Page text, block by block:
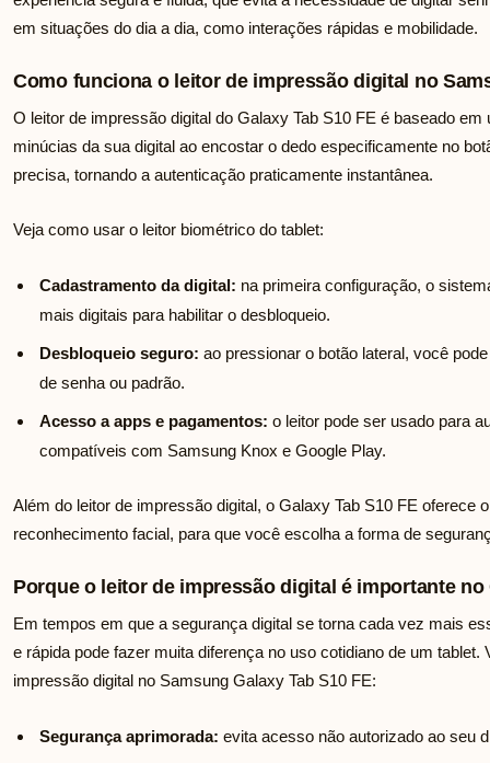
em situações do dia a dia, como interações rápidas e mobilidade.
Como funciona o leitor de impressão digital no
O leitor de impressão digital do Galaxy Tab S10 FE é baseado
minúcias da sua digital ao encostar o dedo especificamente no
precisa, tornando a autenticação praticamente instantânea.
Veja como usar o leitor biométrico do tablet:
Cadastramento da digital: na primeira configuração, o
mais digitais para habilitar o desbloqueio.
Desbloqueio seguro: ao pressionar o botão lateral, você
de senha ou padrão.
Acesso a apps e pagamentos: o leitor pode ser usado para
compatíveis com Samsung Knox e Google Play.
Além do leitor de impressão digital, o Galaxy Tab S10 FE oferece
reconhecimento facial, para que você escolha a forma de
Porque o leitor de impressão digital é importante no
Em tempos em que a segurança digital se torna cada vez mais
e rápida pode fazer muita diferença no uso cotidiano de um tablet.
impressão digital no Samsung Galaxy Tab S10 FE:
Segurança aprimorada: evita acesso não autorizado ao seu